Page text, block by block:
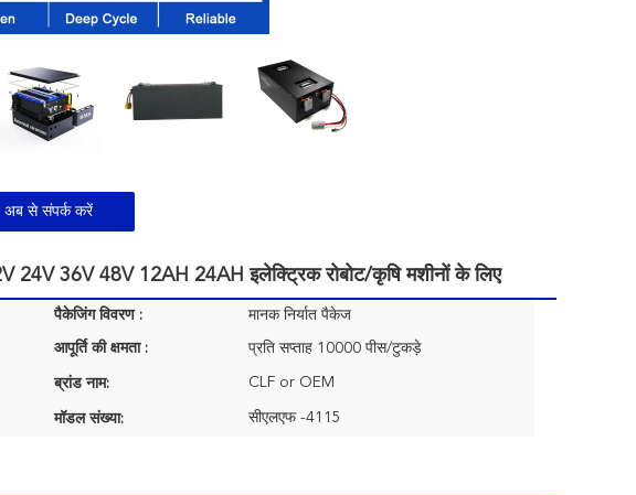
अब से संपर्क करें
24V 36V 48V 12AH 24AH इलेक्ट्रिक रोबोट/कृषि मशीनों के लिए
पैकेजिंग विवरण : मानक निर्यात पैकेज
आपूर्ति की क्षमता : प्रति सप्ताह 10000 पीस/टुकड़े
ब्रांड नाम: CLF or OEM
मॉडल संख्या: सीएलएफ -4115